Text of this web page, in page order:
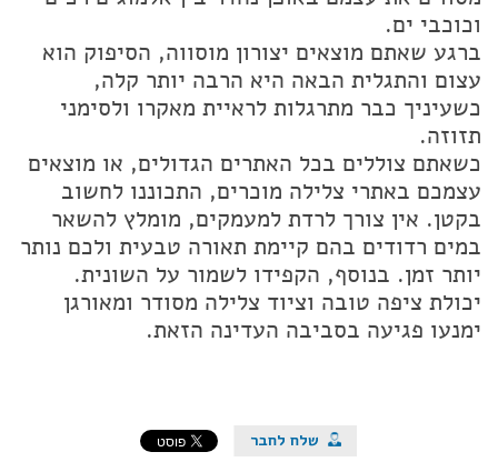
וכוכבי ים.
ברגע שאתם מוצאים יצורון מוסווה, הסיפוק הוא
עצום והתגלית הבאה היא הרבה יותר קלה,
כשעיניך כבר מתרגלות לראיית מאקרו ולסימני
תזוזה.
כשאתם צוללים בכל האתרים הגדולים, או מוצאים
עצמכם באתרי צלילה מוכרים, התכוננו לחשוב
בקטן. אין צורך לרדת למעמקים, מומלץ להשאר
במים רדודים בהם קיימת תאורה טבעית ולכם נותר
יותר זמן. בנוסף, הקפידו לשמור על השונית.
יכולת ציפה טובה וציוד צלילה מסודר ומאורגן
ימנעו פגיעה בסביבה העדינה הזאת.